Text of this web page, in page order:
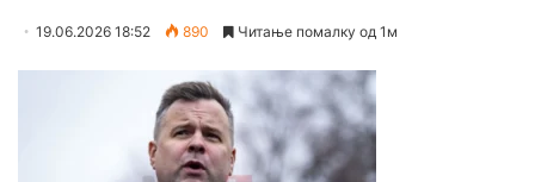
19.06.2026 18:52 890 Читање помалку од 1м